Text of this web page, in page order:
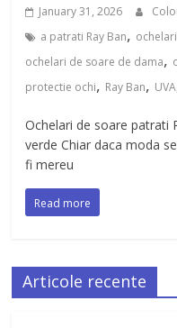
January 31, 2026
a patrati Ray Ban,
ochelari de soare de dama,
protectie ochi, Ray Ban, UVA
Ochelari de soare patrati
verde Chiar daca moda
fi mereu
Read more
Articole recente